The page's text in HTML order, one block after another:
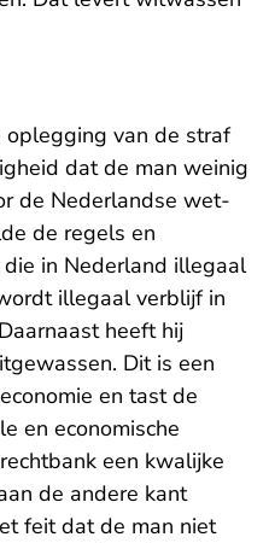
oplegging van de straf
dat de man weinig
de Nederlandse wet-
de regels en
in Nederland illegaal
illegaal verblijf in
heeft hij
Dit is een
en tast de
en economische
een kwalijke
de andere kant
feit dat de man niet